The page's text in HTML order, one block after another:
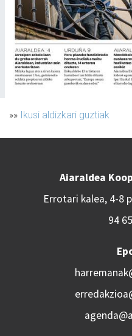
»» Ikusi aldizkari guztiak
Aiaraldea
Errotari kalea, 4-8
94